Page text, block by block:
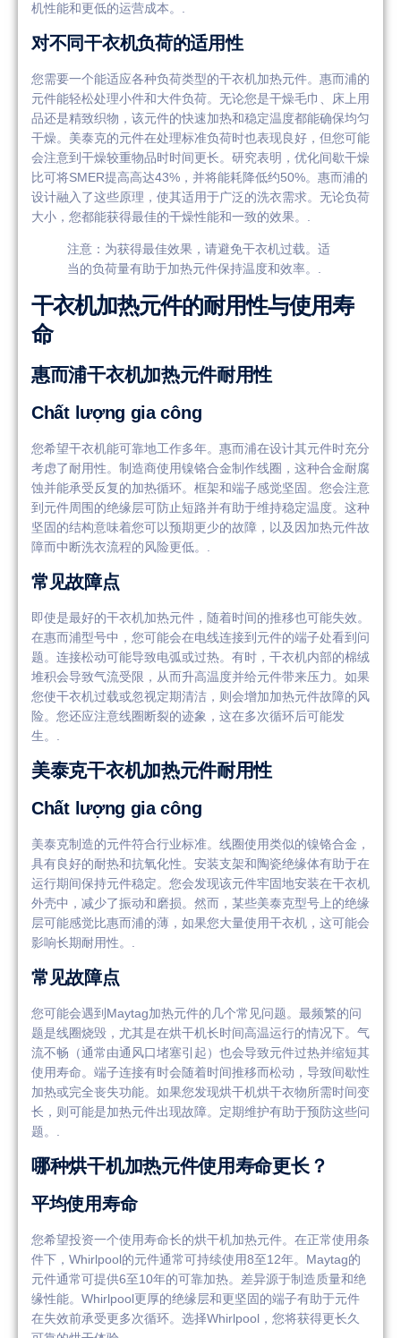
机性能和更低的运营成本。.
对不同干衣机负荷的适用性
您需要一个能适应各种负荷类型的干衣机加热元件。惠而浦的
元件能轻松处理小件和大件负荷。无论您是干燥毛巾、床上用
品还是精致织物，该元件的快速加热和稳定温度都能确保均匀
干燥。美泰克的元件在处理标准负荷时也表现良好，但您可能
会注意到干燥较重物品时时间更长。研究表明，优化间歇干燥
比可将SMER提高高达43%，并将能耗降低约50%。惠而浦的
设计融入了这些原理，使其适用于广泛的洗衣需求。无论负荷
大小，您都能获得最佳的干燥性能和一致的效果。.
注意：为获得最佳效果，请避免干衣机过载。适
当的负荷量有助于加热元件保持温度和效率。.
干衣机加热元件的耐用性与使用寿
命
惠而浦干衣机加热元件耐用性
Chất lượng gia công
您希望干衣机能可靠地工作多年。惠而浦在设计其元件时充分
考虑了耐用性。制造商使用镍铬合金制作线圈，这种合金耐腐
蚀并能承受反复的加热循环。框架和端子感觉坚固。您会注意
到元件周围的绝缘层可防止短路并有助于维持稳定温度。这种
坚固的结构意味着您可以预期更少的故障，以及因加热元件故
障而中断洗衣流程的风险更低。.
常见故障点
即使是最好的干衣机加热元件，随着时间的推移也可能失效。
在惠而浦型号中，您可能会在电线连接到元件的端子处看到问
题。连接松动可能导致电弧或过热。有时，干衣机内部的棉绒
堆积会导致气流受限，从而升高温度并给元件带来压力。如果
您使干衣机过载或忽视定期清洁，则会增加加热元件故障的风
险。您还应注意线圈断裂的迹象，这在多次循环后可能发
生。.
美泰克干衣机加热元件耐用性
Chất lượng gia công
美泰克制造的元件符合行业标准。线圈使用类似的镍铬合金，
具有良好的耐热和抗氧化性。安装支架和陶瓷绝缘体有助于在
运行期间保持元件稳定。您会发现该元件牢固地安装在干衣机
外壳中，减少了振动和磨损。然而，某些美泰克型号上的绝缘
层可能感觉比惠而浦的薄，如果您大量使用干衣机，这可能会
影响长期耐用性。.
常见故障点
您可能会遇到Maytag加热元件的几个常见问题。最频繁的问
题是线圈烧毁，尤其是在烘干机长时间高温运行的情况下。气
流不畅（通常由通风口堵塞引起）也会导致元件过热并缩短其
使用寿命。端子连接有时会随着时间推移而松动，导致间歇性
加热或完全丧失功能。如果您发现烘干机烘干衣物所需时间变
长，则可能是加热元件出现故障。定期维护有助于预防这些问
题。.
哪种烘干机加热元件使用寿命更长？
平均使用寿命
您希望投资一个使用寿命长的烘干机加热元件。在正常使用条
件下，Whirlpool的元件通常可持续使用8至12年。Maytag的
元件通常可提供6至10年的可靠加热。差异源于制造质量和绝
缘性能。Whirlpool更厚的绝缘层和更坚固的端子有助于元件
在失效前承受更多次循环。选择Whirlpool，您将获得更长久